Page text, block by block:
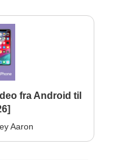
fra Android til
Aaron